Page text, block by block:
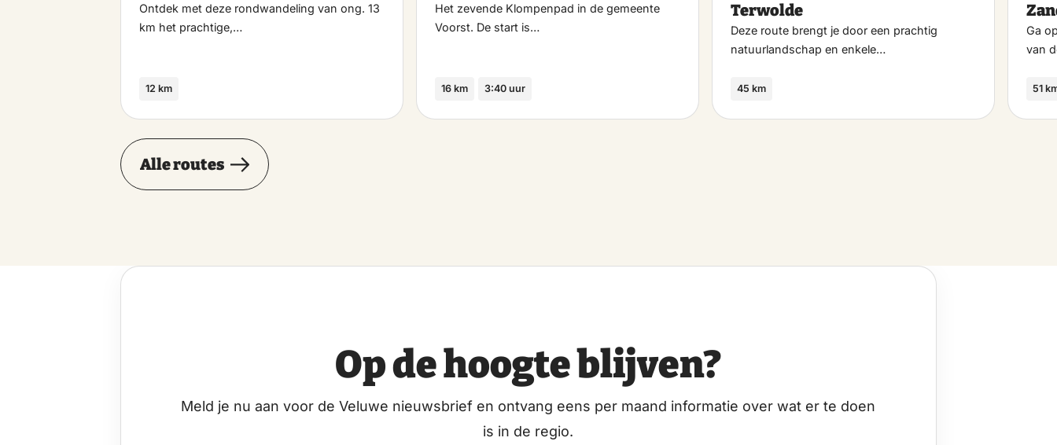
Ontdek met deze rondwandeling van ong. 13
km het prachtige,…
12 km
Het zevende Klompenpad in de gemeente
Voorst. De start is…
16 km 3:40 uur
Terwolde
Deze route brengt je door een prachtig
natuurlandschap en enkele…
45 km
Ga
van
51
Alle routes
Op de hoogte blijven?
Meld je nu aan voor de Veluwe nieuwsbrief en ontvang eens per maand informatie over wat er te doen
is in de regio.